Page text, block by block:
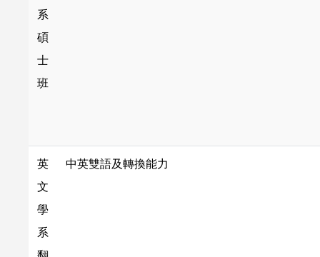
系
碩
士
班
英
文
學
系
中英雙語及轉換能力